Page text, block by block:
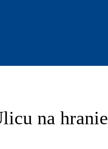
na hranie